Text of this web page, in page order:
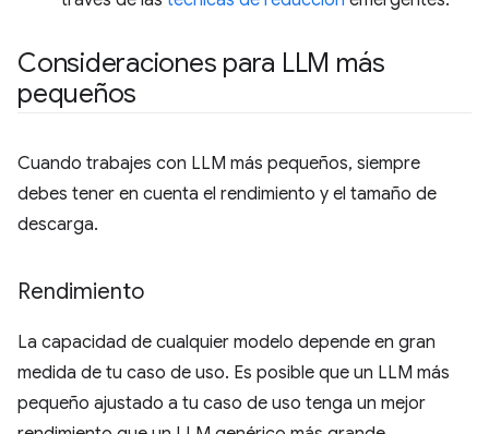
Consideraciones para LLM más
pequeños
Cuando trabajes con LLM más pequeños, siempre
debes tener en cuenta el rendimiento y el tamaño de
descarga.
Rendimiento
La capacidad de cualquier modelo depende en gran
medida de tu caso de uso. Es posible que un LLM más
pequeño ajustado a tu caso de uso tenga un mejor